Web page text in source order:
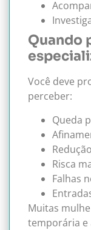
Quando
Você deve
perceber:
Queda
Risca
Falhas
Muitas
temporária e